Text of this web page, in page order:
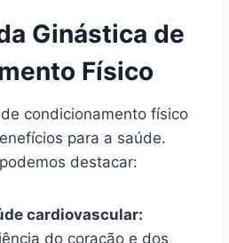
Ginástica de
Físico
condicionamento físico
para a saúde.
destacar:
cardiovascular:
do coração e dos